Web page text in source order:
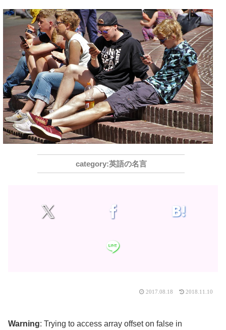
英語の名言
2017.08.18 2018.11.10
Warning: Trying to access array offset on false in